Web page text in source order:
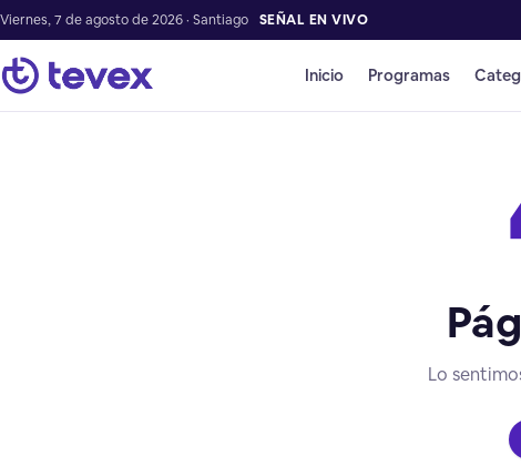
Viernes, 7 de agosto de 2026 · Santiago SEÑAL EN VIVO
Inicio Programas
Lo